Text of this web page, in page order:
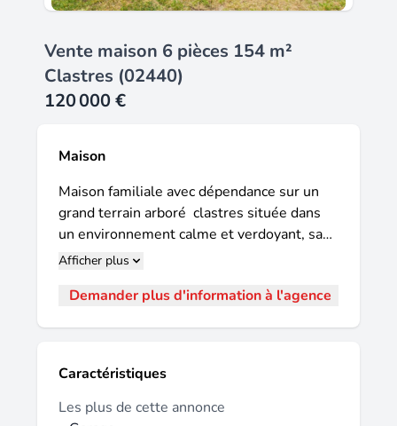
Vente maison 6 pièces 154 m²
Clastres (02440)
120 000 €
Maison
Maison familiale avec dépendance sur un
grand terrain arboré  clastres située dans
un environnement calme et verdoyant, sans
voisin, cette propriété construite en 1921
habitables, répartis entre une maison
entièrement viable de plain-pied et
comprend au rez-de-chaussée : une entrée,
un vaste séjour / salon lumineux, une
Afficher plus
Demander plus d'information à l'agence
Caractéristiques
Les plus de cette annonce